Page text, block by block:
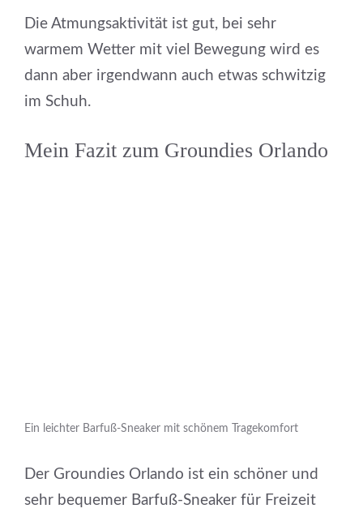
Die Atmungsaktivität ist gut, bei sehr
warmem Wetter mit viel Bewegung wird es
dann aber irgendwann auch etwas schwitzig
im Schuh.
Mein Fazit zum Groundies Orlando
Ein leichter Barfuß-Sneaker mit schönem Tragekomfort
Der Groundies Orlando ist ein schöner und
sehr bequemer Barfuß-Sneaker für Freizeit